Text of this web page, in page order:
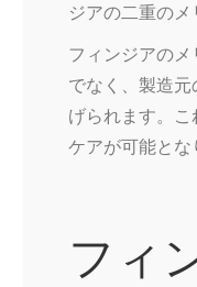
ジアの二重のメ
フィンジアの
でなく、製造
げられます。
ケアが可能とな
フィ